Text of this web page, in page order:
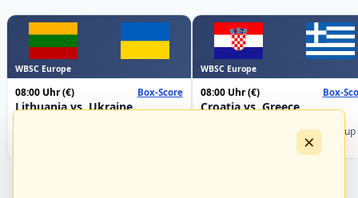
WBSC Europe
08:00 Uhr(€) Box-Score
Lithuania vs. Ukraine
WBSC Europe
08:00 Uhr(€) Box-
Croatia vs. Greece
Championship B Pool 2026 - Group
×